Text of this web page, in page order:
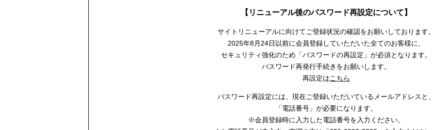
【リニューアル後のパスワード再設定について】
サイトリニューアルに向けてご登録状況の確認をお願いしております。
2025年8月24日以前に会員登録していただいた全てのお客様に、
セキュリティ強化のため「パスワードの再設定」が必須となります。
パスワード再発行手続きをお願いします。
再設定はこちら
パスワード再設定には、 現在ご登録いただいているメールアドレスと、
「電話番号」が必要になります。
※会員登録時に入力した電話番号を入力ください。